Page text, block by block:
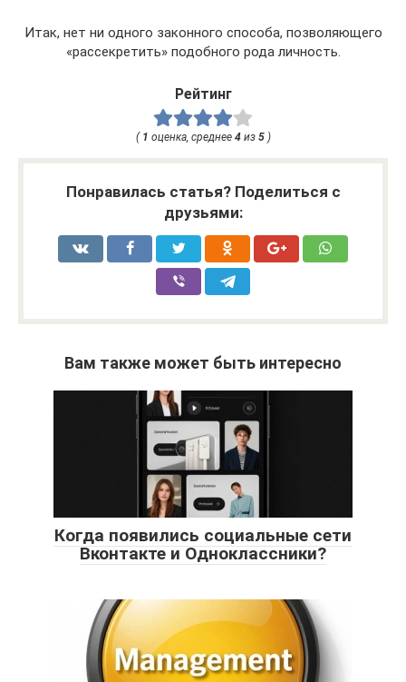
Итак, нет ни одного законного способа, позволяющего
«рассекретить» подобного рода личность.
Рейтинг
( 1 оценка, среднее 4из 5)
Понравилась статья? Поделиться с
друзьями:
Вам также может быть интересно
Когда появились социальные сети
Вконтакте и Одноклассники?